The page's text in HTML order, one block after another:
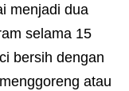
menjadi dua
selama 15
bersih dengan
atau